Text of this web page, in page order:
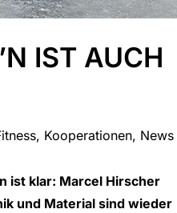
IST AUCH
, Kooperationen, News
ist klar: Marcel Hirscher
und Material sind wieder